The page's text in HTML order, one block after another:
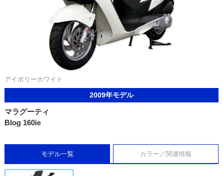
アイボリーホワイト
2009年モデル
マラグーティ
Blog 160ie
モデル一覧 カラー／関連情報